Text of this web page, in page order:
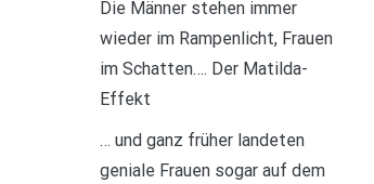
Die Männer stehen immer
wieder im Rampenlicht, Frauen
im Schatten…. Der Matilda-
Effekt
… und ganz früher landeten
geniale Frauen sogar auf dem